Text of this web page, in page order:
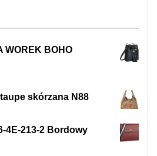
WOREK BOHO
skórzana N88
4E-213-2 Bordowy